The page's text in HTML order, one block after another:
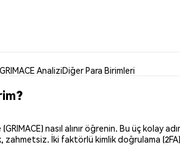
GRIMACE AnaliziDiğer Para Birimleri
nasıl alınır öğrenin. Bu üç kolay
İki faktörlü kimlik doğrulama